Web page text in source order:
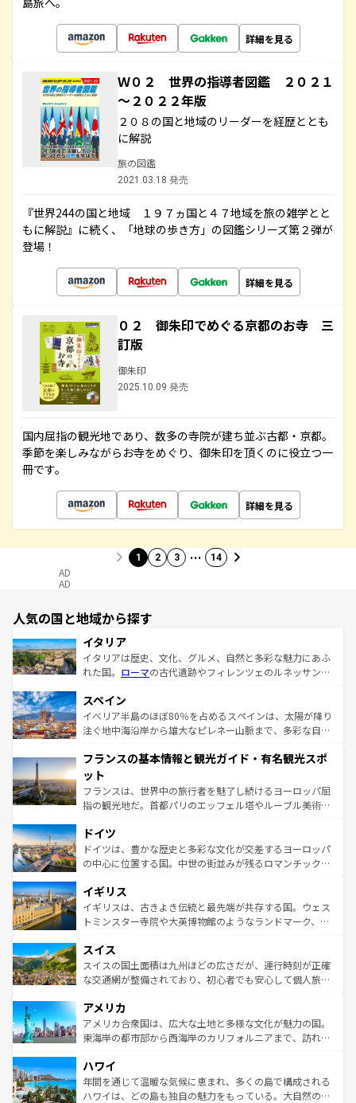
詳細を見る
Ｗ０２ 世界の指導者図鑑 ２０２１
～２０２２年版
２０８の国と地域のリーダーを経歴ととも
に解説
旅の図鑑
2021.03.18 発売
『世界244の国と地域 １９７ヵ国と４７地域を旅の雑学とと
もに解説』に続く、「地球の歩き方」の図鑑シリーズ第２弾が
登場！
詳細を見る
０２ 御朱印でめぐる京都のお寺 三
訂版
御朱印
2025.10.09 発売
国内屈指の観光地であり、数多の寺院が建ち並ぶ古都・京都。
季節を楽しみながらお寺をめぐり、御朱印を頂くのに役立つ一
冊です。
詳細を見る
1 2 3 … 14
AD
AD
人気の国と地域から探す
イタリア
イタリアは歴史、文化、グルメ、自然と多彩な魅力にあふ
れた国。 ローマの古代遺跡やフィレンツェのルネッサンス
ろん、トスカーナの美しい田園風景やアマルフィ海岸の絶
景など、自然景観も見逃せない。観光の合間には、本場の
ピザやパスタなど、絶品のイタリア料理を堪能することも
ませてくれるイタリアで、忘れられない旅をしてみよう！
なお、新着のイタリア情報は
しい。
スペイン
イベリア半島のほぼ80％を占めるスペインは、太陽が降り
注ぐ地中海沿岸から雄大なピレネー山脈まで、多彩な自然
文化が根付くこの国では、情熱的なフラメンコ、熱気あふ
れる闘牛、そして美味しいタパスが生活の一部となってい
る。首都マドリードの洗練された雰囲気や、バルセロナの
アートに溢れた街角から、地方では古代ローマ遺跡や中世
せる。地方によって風土や気候が異なるスペインはその個
性で訪れる人を魅了する。 なお、新着のスペイン情報は コ
ンテンツ一覧を参照してほしい。
フランスの基本情報と観光ガイド・有名観光スポ
ット
フランスは、世界中の旅行者を魅了し続けるヨーロッパ屈
指の観光地だ。首都パリのエッフェル塔やルーブル美術館
で、幅広い魅力が詰まっている。華麗な宮殿、歴史的な大
聖堂、美しいビーチ、そして豊かな自然が、訪れる者を心
から魅了する。また、フランスは美食の国としても知ら
いる。シャンパンの発祥地であるランス、プロヴァンスの
香り高いラベンダー畑など、多彩な楽しみ方が可能だ。さ
らに、パリ以外の地域にも魅力が溢れており、どの街角に
れる地方に足を運ぶとそれぞれで全く異なる文化を体験で
きるだろう。 なお、新着のフランス情報はコンテンツ一覧
を参照してほしい。
ドイツ
ドイツは、豊かな歴史と多彩な文化が交差するヨーロッパ
の中心に位置する国。中世の街並みが残るロマンチック街
顔を持つこの国は、どこを歩いても飽きることがない。ベ
ルリンの文化的活気、バイエルン州のアルプスの絶景、そ
してライン川沿いのワイン畑といった風景は必見。ビール
は、お酒好きな人にはぜひ体験してほしい。 なお、新着の
ドイツ情報はコンテンツ一覧を参照してほしい。
イギリス
イギリスは、古きよき伝統と最先端が共存する国。ウェス
トミンスター寺院や大英博物館のようなランドマーク、歴
リアごとに異なる魅力がある。また、優雅なアフタヌーン
ティー、ビール好きにはたまらない英国パブ、サッカー観
戦など、本場だからこそできる体験も豊富。イギリスを旅
ンツ一覧を参照してほしい。
スイス
スイスの国土面積は九州ほどの広さだが、運行時刻が正確
な交通網が整備されており、初心者でも安心して個人旅行
の建物がそのまま残る町や、スイスならではのユニークな
博物館もあり、アルプス観光だけでなく町歩きも満喫する
ことができる。国民の所得が高いため物価も高いが、旅行
ば市内交通費無料で観光を楽しむこともできる。 なお、新
着のスイス情報はコンテンツ一覧 を参照してほしい。
アメリカ
アメリカ合衆国は、広大な土地と多様な文化が魅力の国。
東海岸の都市部から西海岸のカリフォルニアまで、訪れる
のような巨大都市は、観光、ショッピング、エンターテイ
ンメントが詰まった刺激的なスポットだ。一方、アメリカ
西部には大自然が広がり、グランドキャニオンやイエロー
ハワイ
年間を通じて温暖な気候に恵まれ、多くの島で構成される
ハワイは、どの島も独自の魅力をもっている。大自然の神